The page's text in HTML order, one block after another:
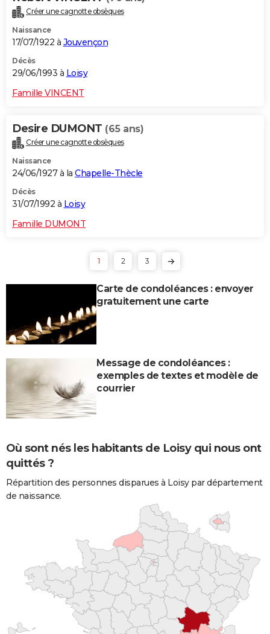
Créer une cagnotte obsèques
Naissance
17/07/1922 à Jouvençon
Décès
29/06/1993 à Loisy
Famille VINCENT
Desire DUMONT (65 ans)
Créer une cagnotte obsèques
Naissance
24/06/1927 à la Chapelle-Thècle
Décès
31/07/1992 à Loisy
Famille DUMONT
1 2 3
Carte de condoléances : envoyer
gratuitement une carte
Message de condoléances :
exemples de textes et modèle de
courrier
Où sont nés les habitants de Loisy qui nous ont
quittés ?
Répartition des personnes disparues à Loisy par département
de naissance.